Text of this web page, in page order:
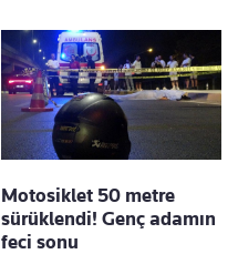
Motosiklet 50 metre
sürüklendi! Genç adamın
feci sonu